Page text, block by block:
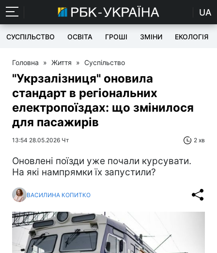
UA
СУСПІЛЬСТВО ОСВІТА ГРОШІ ЗМІНИ ЕКОЛОГІЯ
Головна » Життя » Суспільство
"Укрзалізниця" оновила
стандарт в регіональних
електропоїздах: що змінилося
для пасажирів
13:54 28.05.2026 Чт 2 хв
Оновлені поїзди уже почали курсувати.
На які нампрямки їх запустили?
ВАСИЛИНА КОПИТКО